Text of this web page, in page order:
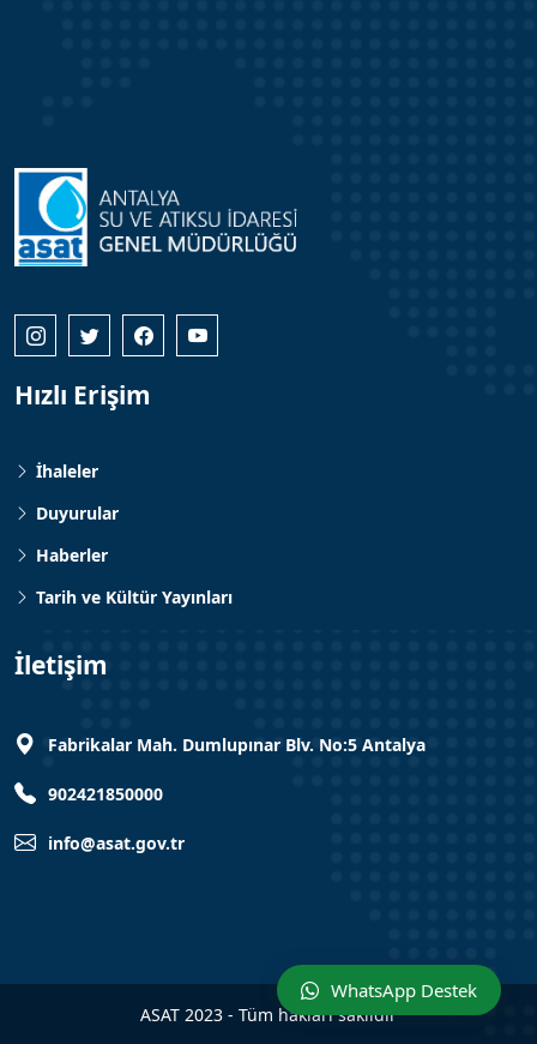
WhatsApp Destek
Hızlı Erişim
İhaleler
Duyurular
Haberler
Tarih ve Kültür Yayınları
İletişim
Fabrikalar Mah. Dumlupınar Blv. No:5 Antalya
902421850000
info@asat.gov.tr
ASAT 2023 - Tüm hakları saklıdır